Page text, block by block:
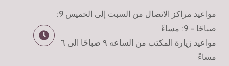
مواعيد مراكز الاتصال من السبت إلى الخميس 9:
صباحًا - 9: مساءً
مواعيد زيارة المكتب من الساعه ٩ صباحًا الى ٦
مساءً